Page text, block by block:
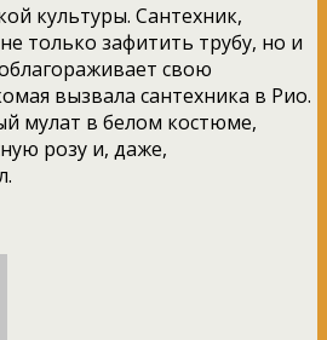
культуры. Сантехник,
только зафитить трубу, но и
свою
вызвала сантехника в Рио.
мулат в белом костюме,
розу и, даже,